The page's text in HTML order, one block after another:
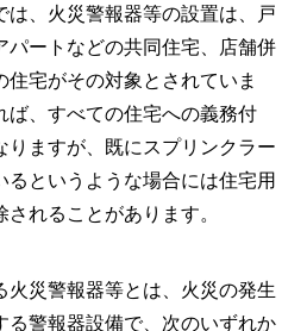
、火災警報器等の設置は、戸
パートなどの共同住宅、店舗併
宅がその対象とされていま
ば、すべての住宅への義務付
りますが、既にスプリンクラー
るというような場合には住宅用
れることがあります。
災警報器等とは、火災の発生
る警報器設備で、次のいずれか